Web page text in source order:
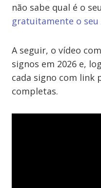
não sabe qual é o
gratuitamente o seu
A seguir, o vídeo
signos em 2026 e,
cada signo com link
completas.